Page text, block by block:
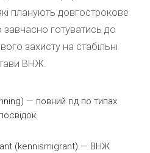
справи;
продовження виду на
— звільнення, невиплата
розподіл майна, питання
планують довгострокове
завчасно готуватись до
захисту на стабільні
ВНЖ.
— повний гід по типах
посвідок
(kennismigrant) — ВНЖ